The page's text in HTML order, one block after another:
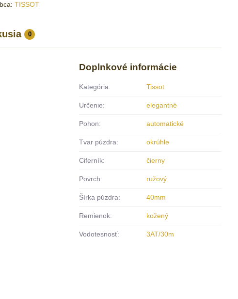
TISSOT
0
Doplnkové informácie
Kategória: Tissot
Určenie: elegantné
Pohon: automatické
Tvar púzdra: okrúhle
Ciferník: čierny
Povrch: ružový
Šírka púzdra: 40mm
Remienok: kožený
Vodotesnosť: 3AT/30m